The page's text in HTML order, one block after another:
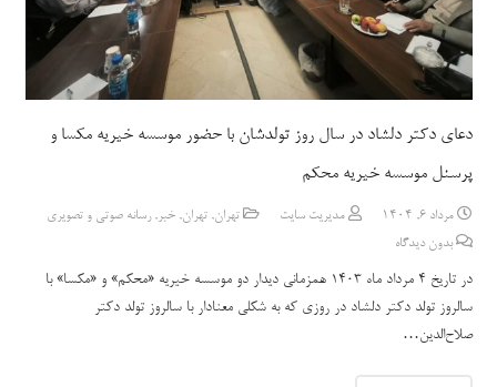
دعای دکتر دلشاد در سال روز تولدشان با حضور موسسه خیریه مکسا و
پرسنل موسسه خیریه محکم
مرداد 6, 1404 مدیریت سایت تهران,تهران,خبر,رسانه صوتی و تصویری
بدون دیدگاه
در تاریخ 4 مرداد ماه 1403 همزمانی دیدار دو موسسه خیریه «محکم» و «مکسا» با
سالروز تولد دکتر دلشاد در روزی که به شکلی معنادار با سالروز تولد دکتر
صلاح‌الدین…